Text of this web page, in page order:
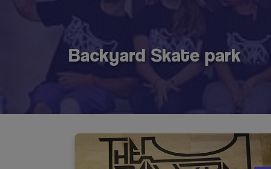
Backyard Skate park